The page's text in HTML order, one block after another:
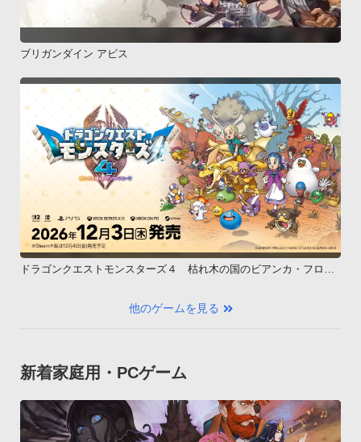
ブリガンダイン アビス
ドラゴンクエストモンスターズ４ 枯れ木の国のビアンカ・フロー
他のゲームを見る
新着家庭用・PCゲーム